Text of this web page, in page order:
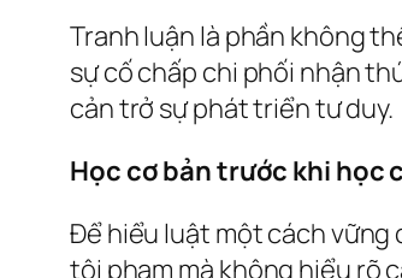
Tranh luận là phần không
sự cố chấp chi phối nhận
cản trở sự phát triển tư duy.
Học cơ bản trước khi học
Để hiểu luật một cách vững
tội phạm mà không hiểu rõ